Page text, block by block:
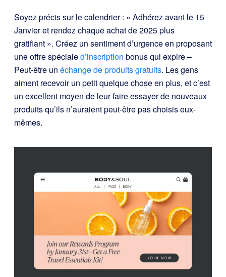
Soyez précis sur le calendrier : « Adhérez avant le 15
Janvier et rendez chaque achat de 2025 plus
gratifiant ». Créez un sentiment d’urgence en proposant
une offre spécialed’inscription bonus qui expire –
Peut-être un échange de produits gratuits. Les gens
aiment recevoir un petit quelque chose en plus, et c’est
un excellent moyen de leur faire essayer de nouveaux
produits qu’ils n’auraient peut-être pas choisis eux-
mêmes.